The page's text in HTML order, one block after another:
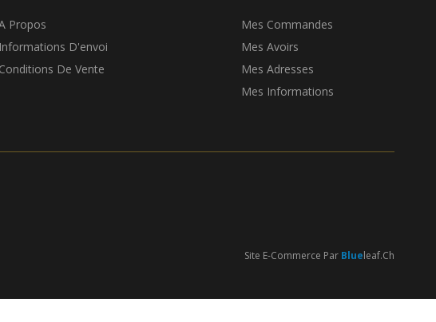
Propos
Informations D'envoi
Conditions De Vente
Mes Commandes
Mes Avoirs
Mes Adresses
Mes Informations
Site E-Commerce Par BlueLeaf.ch